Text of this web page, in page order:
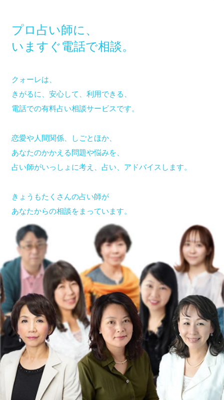
プロ占い師に、
いますぐ電話で相談。
クォーレは、
きがるに、安心して、利用できる、
電話での有料占い相談サービスです。
恋愛や人間関係、しごとほか、
あなたのかかえる問題や悩みを、
占い師がいっしょに考え、占い、アドバイスします。
きょうもたくさんの占い師が
あなたからの相談をまっています。